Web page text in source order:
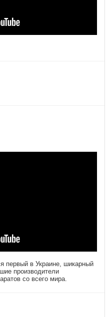
первый в Украине, шикарный
производители
со всего мира.